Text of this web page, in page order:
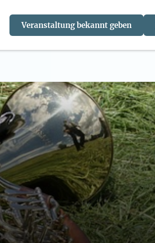
Veranstaltung bekannt geben